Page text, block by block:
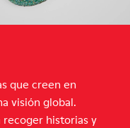
que creen en
visión global.
historias y